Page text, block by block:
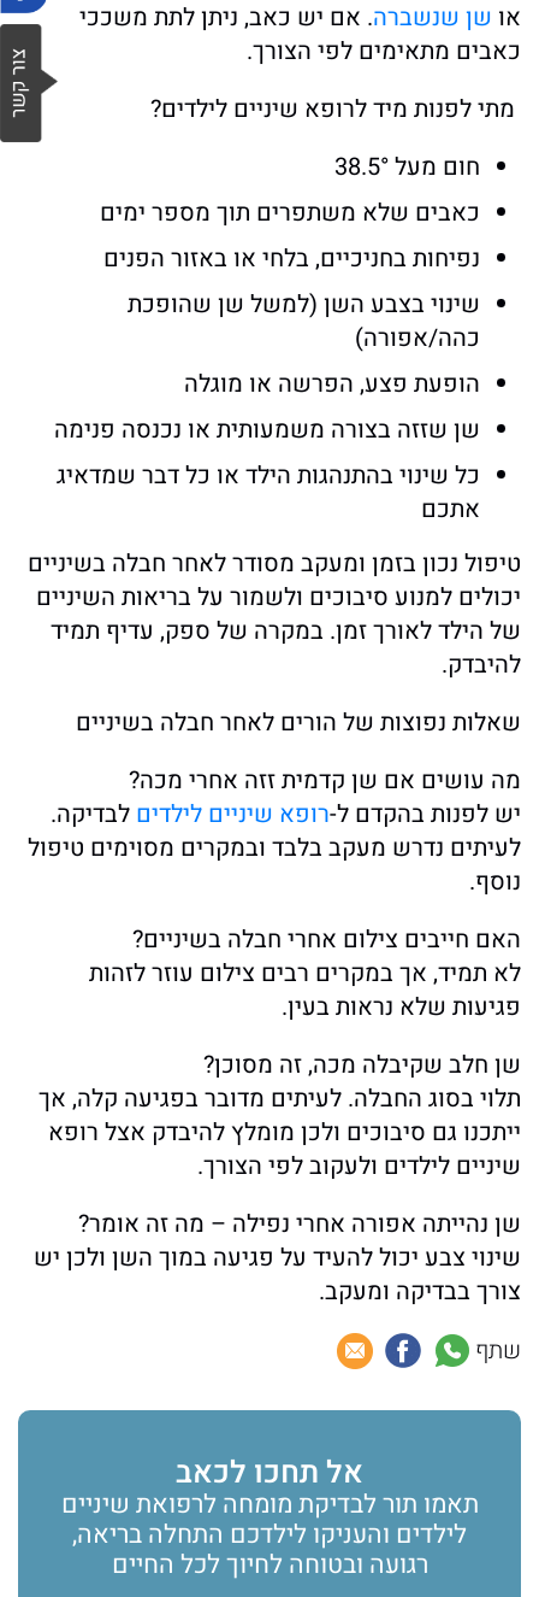
או שן שנשברה. אם יש כאב, ניתן לתת משככי
כאבים מתאימים לפי הצורך.
מתי לפנות מיד לרופא שיניים לילדים?
חום מעל ‎38.5°
כאבים שלא משתפרים תוך מספר ימים
נפיחות בחניכיים, בלחי או באזור הפנים
שינוי בצבע השן (למשל שן שהופכת
כהה/אפורה)
הופעת פצע, הפרשה או מוגלה
שן שזזה בצורה משמעותית או נכנסה פנימה
כל שינוי בהתנהגות הילד או כל דבר שמדאיג
אתכם
טיפול נכון בזמן ומעקב מסודר לאחר חבלה בשיניים
יכולים למנוע סיבוכים ולשמור על בריאות השיניים
של הילד לאורך זמן. במקרה של ספק, עדיף תמיד
להיבדק.
שאלות נפוצות של הורים לאחר חבלה בשיניים
מה עושים אם שן קדמית זזה אחרי מכה?
יש לפנות בהקדם ל-רופא שיניים לילדים לבדיקה.
לעיתים נדרש מעקב בלבד ובמקרים מסוימים טיפול
נוסף.
האם חייבים צילום אחרי חבלה בשיניים?
לא תמיד, אך במקרים רבים צילום עוזר לזהות
פגיעות שלא נראות בעין.
שן חלב שקיבלה מכה, זה מסוכן?
תלוי בסוג החבלה. לעיתים מדובר בפגיעה קלה, אך
ייתכנו גם סיבוכים ולכן מומלץ להיבדק אצל רופא
שיניים לילדים ולעקוב לפי הצורך.
שן נהייתה אפורה אחרי נפילה – מה זה אומר?
שינוי צבע יכול להעיד על פגיעה במוך השן ולכן יש
צורך בבדיקה ומעקב.
שתף
אל תחכו לכאב
תאמו תור לבדיקת מומחה לרפואת שיניים
לילדים והעניקו לילדכם התחלה בריאה,
רגועה ובטוחה לחיוך לכל החיים